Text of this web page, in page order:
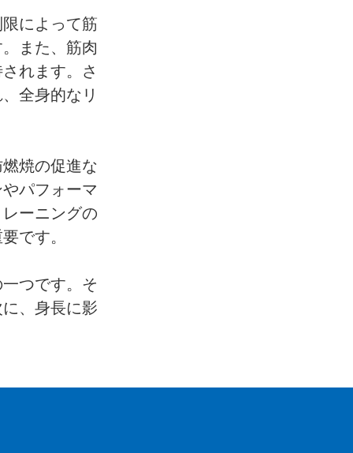
によって筋
また、筋肉
れます。さ
全身的なリ
焼の促進な
パフォーマ
ーニングの
です。
つです。そ
、身長に影